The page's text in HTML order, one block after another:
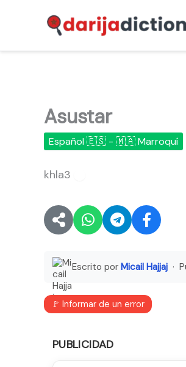
Asustar
Español 🇪🇸 - 🇲🇦 Marroquí
khla3
Escrito por Micail Hajjaj ·
🚩 Informar de un error
PUBLICIDAD